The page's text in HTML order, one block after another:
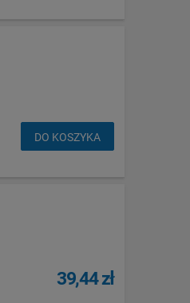
DO KOSZYKA
39,44 zł